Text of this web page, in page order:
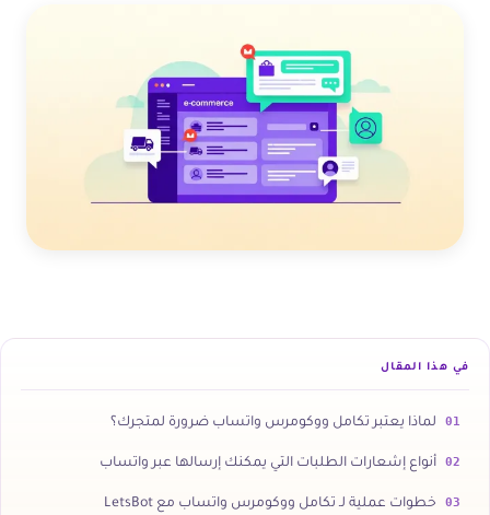
في هذا المقال
01 لماذا يعتبر تكامل ووكومرس واتساب ضرورة لمتجرك؟
02 أنواع إشعارات الطلبات التي يمكنك إرسالها عبر واتساب
03 خطوات عملية لـ تكامل ووكومرس واتساب مع LetsBot